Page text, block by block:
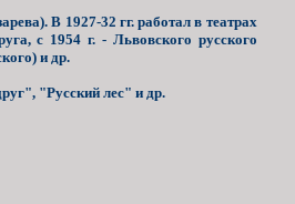
В 1927-32 гг. работал в театрах
с 1954 г. - Львовского русского
и др.
"Русский лес" и др.